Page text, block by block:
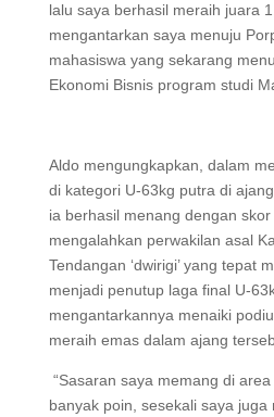
lalu saya berhasil meraih juara
mengantarkan saya menuju
mahasiswa yang sekarang
Ekonomi Bisnis program studi
Aldo mengungkapkan, dalam
di kategori U-63kg putra di
ia berhasil menang dengan
mengalahkan perwakilan asal
Tendangan ‘dwirigi’ yang tepat
menjadi penutup laga final U-
mengantarkannya menaiki
meraih emas dalam ajang
“Sasaran saya memang di
banyak poin, sesekali saya